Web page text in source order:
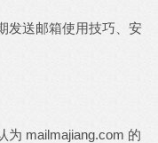
发送邮箱使用技巧、安
为 mailmajiang.com 的